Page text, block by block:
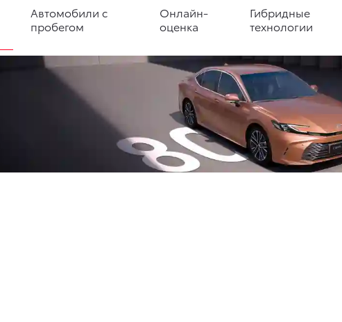
Автомобили с
пробегом
Онлайн-
оценка
Гибридные
технологии